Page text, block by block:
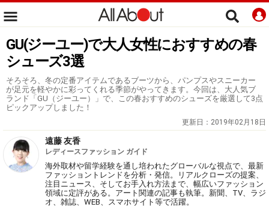
GU(ジーユー)で大人女性におすすめの春
シューズ3選
そろそろ、冬の定番アイテムであるブーツから、パンプスやスニーカー
が足元を軽やかに彩ってくれる季節がやってきます。今回は、大人気ブ
ランド「GU（ジーユー）」で、この春おすすめのシューズを厳選して3点
ピックアップしました！
更新日： 2019年02月18日
遠藤 友香
レディースファッション ガイド
海外取材や留学経験を通し培われたグローバルな視点で、最新
ファッショントレンドを分析・発信。リアルクローズの提案、
注目ニュース、そしてお手入れ方法まで、幅広いファッション
領域に定評がある。アート関連の記事も執筆。新聞、TV、ラジ
オ、雑誌、WEB、スマホサイト等で活躍。